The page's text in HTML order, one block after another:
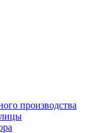
производства